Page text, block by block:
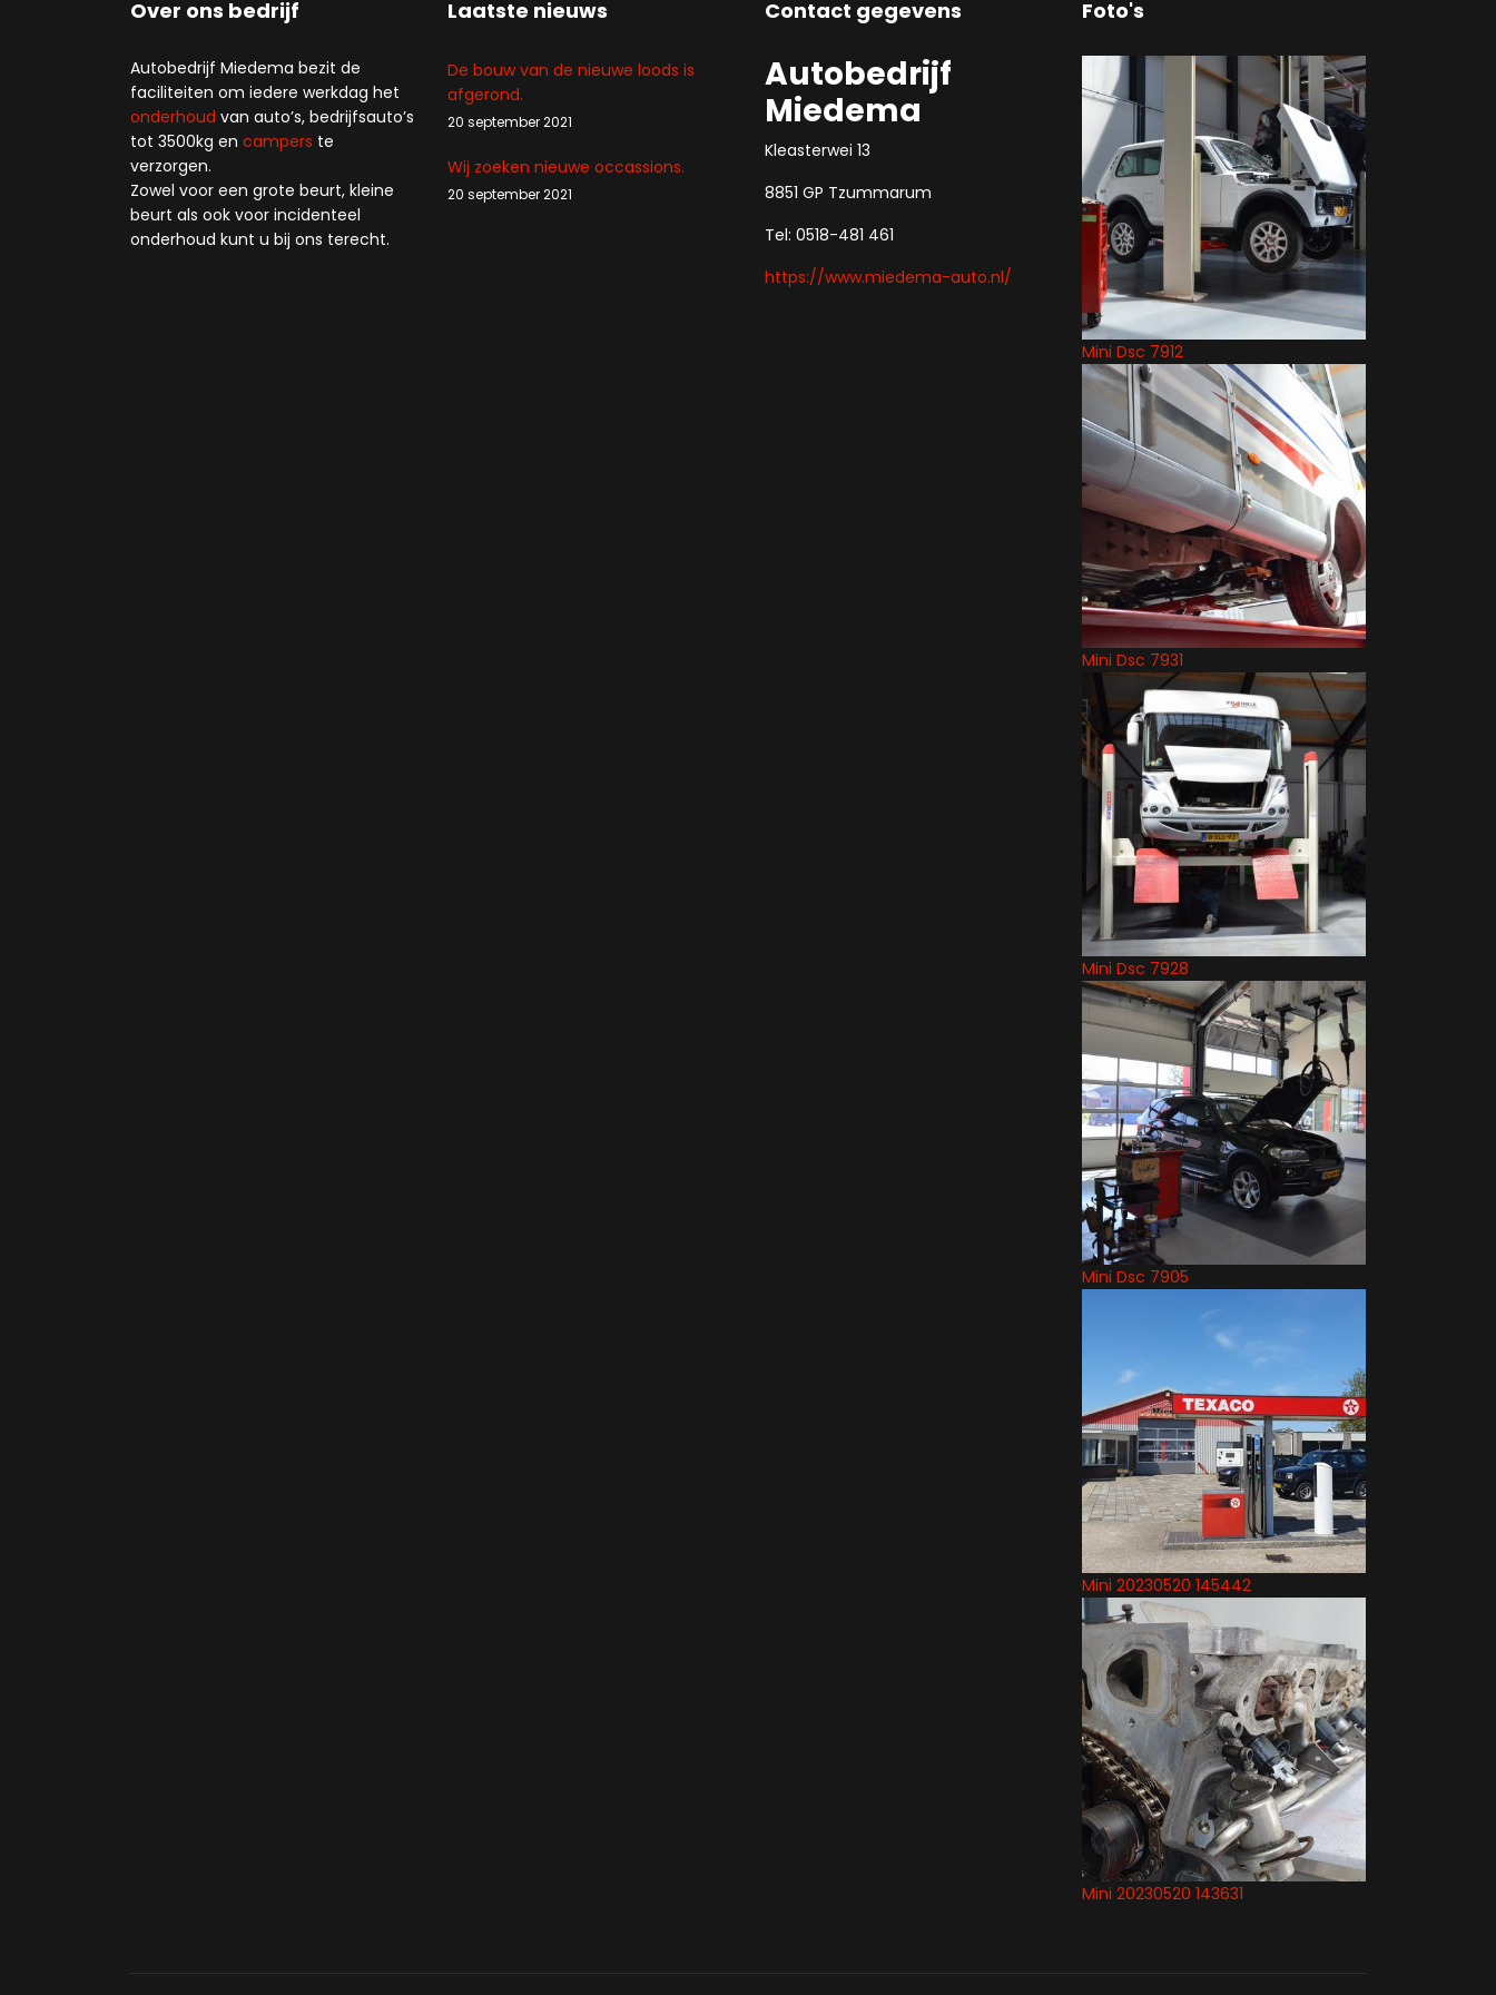
Over ons bedrijf
Autobedrijf Miedema bezit de
faciliteiten om iedere werkdag het
onderhoud van auto’s, bedrijfsauto’s
tot 3500kg en campers te
verzorgen.
Zowel voor een grote beurt, kleine
beurt als ook voor incidenteel
onderhoud kunt u bij ons terecht.
Laatste nieuws
De bouw van de nieuwe loods is
afgerond.
20 september 2021
Wij zoeken nieuwe occassions.
20 september 2021
Contact gegevens
Autobedrijf
Miedema
Kleasterwei 13
8851 GP Tzummarum
Tel: 0518-481 461
https://www.miedema-auto.nl/
Foto's
Mini Dsc 7912
Mini Dsc 7931
Mini Dsc 7928
Mini Dsc 7905
Mini 20230520 145442
Mini 20230520 143631